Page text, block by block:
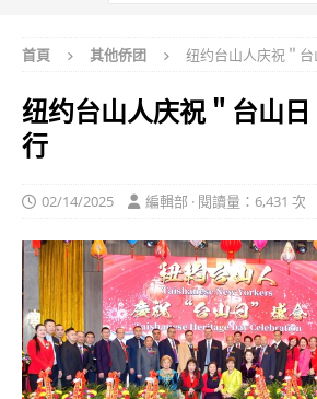
首頁 其他侨团 纽约台山人庆祝＂
纽约台山人庆祝＂台山
行
02/14/2025 編輯部 · 閱讀量：6,431 次